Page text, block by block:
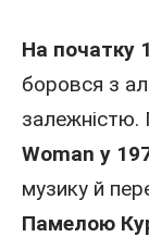
На початку
боровся з
залежністю.
Woman у
музику й
Памелою